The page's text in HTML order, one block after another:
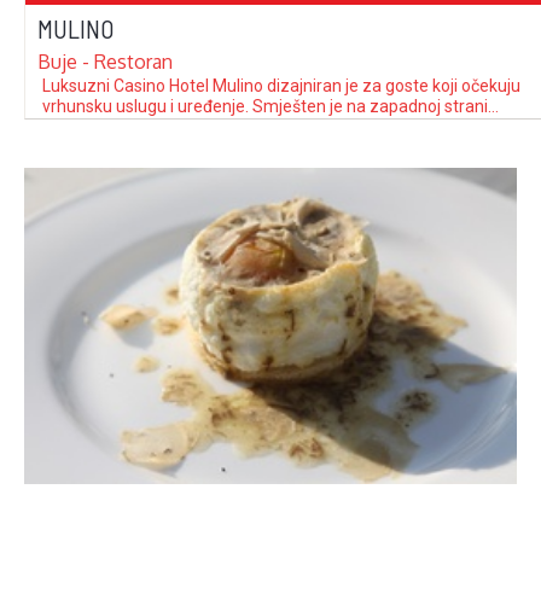
MULINO
Buje - Restoran
Luksuzni Casino Hotel Mulino dizajniran je za goste koji očekuju
vrhunsku uslugu i uređenje. Smješten je na zapadnoj strani
prirodnim parkom solana, maslinicima, vinogradima,
voćnjacima i starim istarskim mjestima. Blaga mediteranska